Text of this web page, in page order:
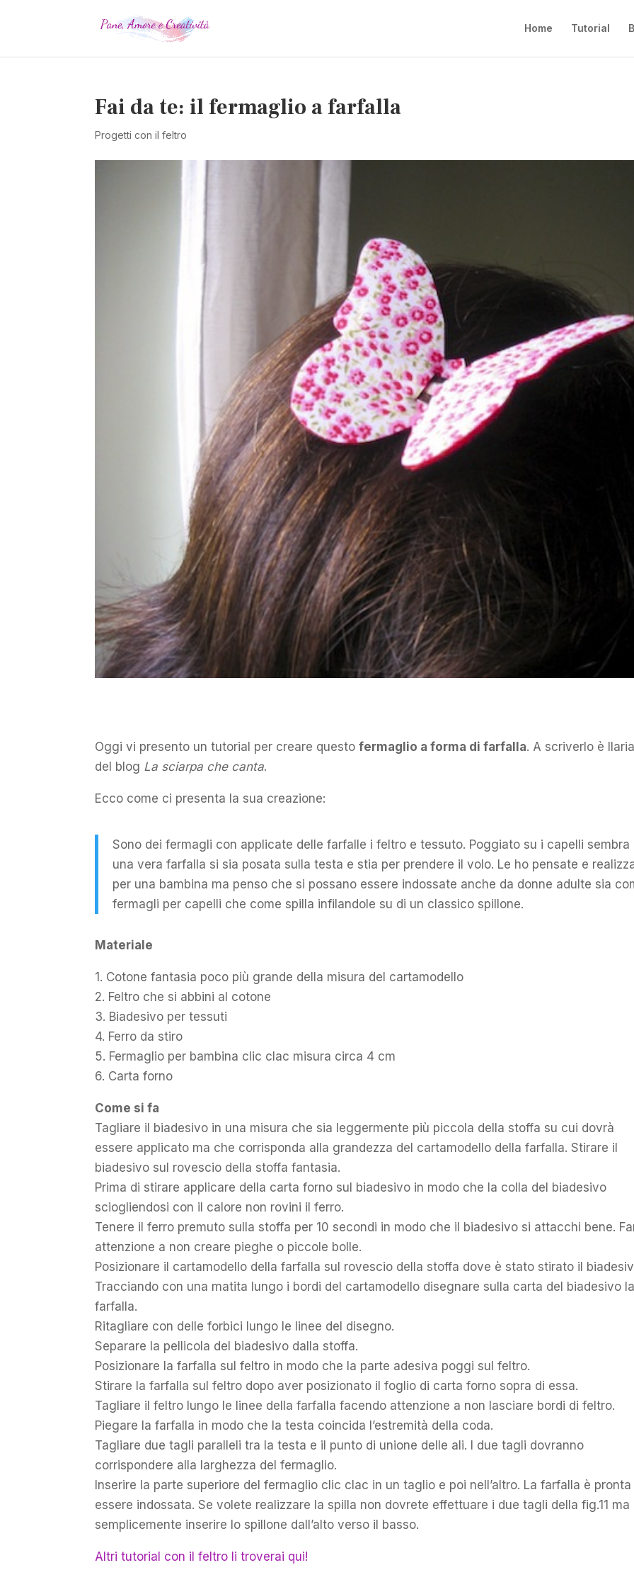
Home Tutorial
Fai da te: il fermaglio a farfalla
Progetti con il feltro
Oggi vi presento un tutorial per creare questofermaglio a forma di farfalla. A scriverlo è Ilaria
del blog La sciarpa che canta.
Ecco come ci presenta la sua creazione:
Sono dei fermagli con applicate delle farfalle i feltro e tessuto. Poggiato su i capelli sembra
una vera farfalla si sia posata sulla testa e stia per prendere il volo. Le ho pensate e
per una bambina ma penso che si possano essere indossate anche da donne adulte sia
fermagli per capelli che come spilla infilandole su di un classico spillone.
Materiale
1. Cotone fantasia poco più grande della misura del cartamodello
2. Feltro che si abbini al cotone
3. Biadesivo per tessuti
4. Ferro da stiro
5. Fermaglio per bambina clic clac misura circa 4 cm
6. Carta forno
Come si fa
Tagliare il biadesivo in una misura che sia leggermente più piccola della stoffa su cui dovrà
essere applicato ma che corrisponda alla grandezza del cartamodello della farfalla. Stirare il
biadesivo sul rovescio della stoffa fantasia.
Prima di stirare applicare della carta forno sul biadesivo in modo che la colla del biadesivo
sciogliendosi con il calore non rovini il ferro.
Tenere il ferro premuto sulla stoffa per 10 secondi in modo che il biadesivo si attacchi bene.
attenzione a non creare pieghe o piccole bolle.
Posizionare il cartamodello della farfalla sul rovescio della stoffa dove è stato stirato il
Tracciando con una matita lungo i bordi del cartamodello disegnare sulla carta del biadesivo la
farfalla.
Ritagliare con delle forbici lungo le linee del disegno.
Separare la pellicola del biadesivo dalla stoffa.
Posizionare la farfalla sul feltro in modo che la parte adesiva poggi sul feltro.
Stirare la farfalla sul feltro dopo aver posizionato il foglio di carta forno sopra di essa.
Tagliare il feltro lungo le linee della farfalla facendo attenzione a non lasciare bordi di feltro.
Piegare la farfalla in modo che la testa coincida l’estremità della coda.
Tagliare due tagli paralleli tra la testa e il punto di unione delle ali. I due tagli dovranno
corrispondere alla larghezza del fermaglio.
Inserire la parte superiore del fermaglio clic clac in un taglio e poi nell’altro. La farfalla è pronta
essere indossata. Se volete realizzare la spilla non dovrete effettuare i due tagli della fig.11 ma
semplicemente inserire lo spillone dall’alto verso il basso.
Altri tutorial con il feltro li troverai qui!